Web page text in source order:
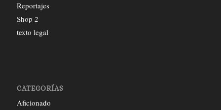
Reportajes
Shop 2
texto legal
CATEGORÍAS
Aficionado